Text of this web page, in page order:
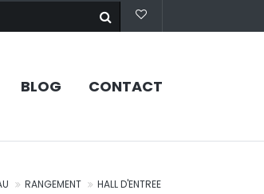
BLOG CONTACT
RANGEMENT HALL D'ENTREE